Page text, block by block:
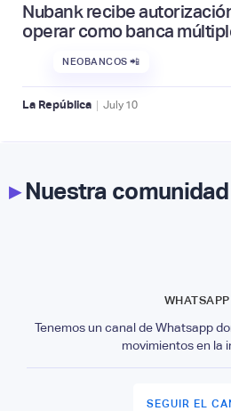
Nubank recibe
operar como banca
NEOBANCOS 📲
La República | July 10
▸Nuestra
WHATSAPP
Tenemos un canal de Whatsapp
movimientos en la
SEGUIR EL